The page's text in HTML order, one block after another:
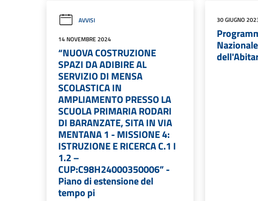
AVVISI
14 NOVEMBRE 2024
“NUOVA COSTRUZIONE
SPAZI DA ADIBIRE AL
SERVIZIO DI MENSA
SCOLASTICA IN
AMPLIAMENTO PRESSO LA
SCUOLA PRIMARIA RODARI
DI BARANZATE, SITA IN VIA
MENTANA 1 - MISSIONE 4:
ISTRUZIONE E RICERCA C.1 I
1.2 –
CUP:C98H24000350006” -
Piano di estensione del
tempo pi
30 GIUGNO